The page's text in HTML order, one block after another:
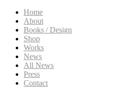
Home
About
Books / Design
Shop
Works
News
All News
Press
Contact